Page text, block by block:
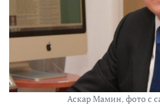
Аскар Мамин, фото с